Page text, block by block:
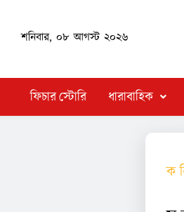
শনিবার, ০৮ আগস্ট ২০২৬
ফিচার স্টোরি ধারাবাহিক
ক